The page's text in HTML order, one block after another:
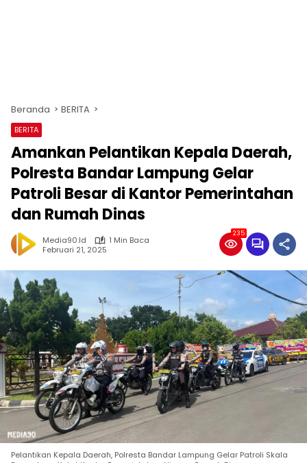
Beranda BERITA
BERITA
Amankan Pelantikan Kepala Daerah,
Polresta Bandar Lampung Gelar
Patroli Besar di Kantor Pemerintahan
dan Rumah Dinas
Media90.id
1 Min Baca
Februari 21, 2025
235
Pelantikan Kepala Daerah, Polresta Bandar Lampung Gelar Patroli Skala